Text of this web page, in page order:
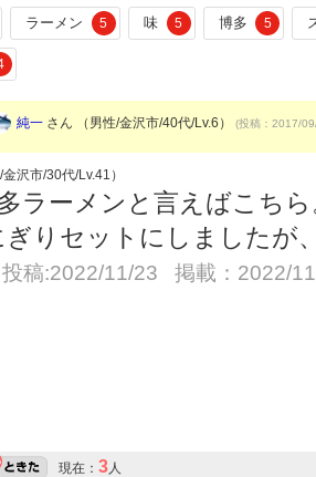
ラーメン 5 味 5 博多 5
純一 さん （男性/金沢市/40代/Lv.6） (投稿：2017/
沢市/30代/Lv.41）
ラーメンと言えばこち
ぎりセットにしましたが
投稿:2022/11/23 掲載：2022/
現在： 3人